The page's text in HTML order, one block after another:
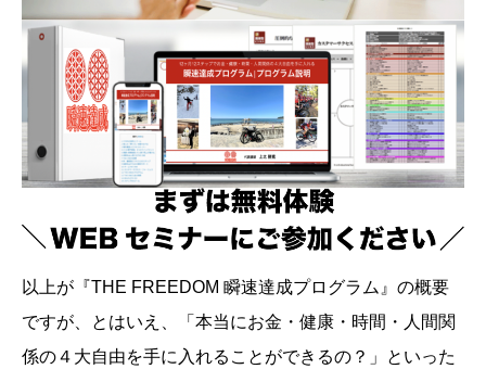
以上が『THE FREEDOM 瞬速達成プログラム』の概要
ですが、とはいえ、「本当にお金・健康・時間・人間関
係の４大自由を手に入れることができるの？」といった